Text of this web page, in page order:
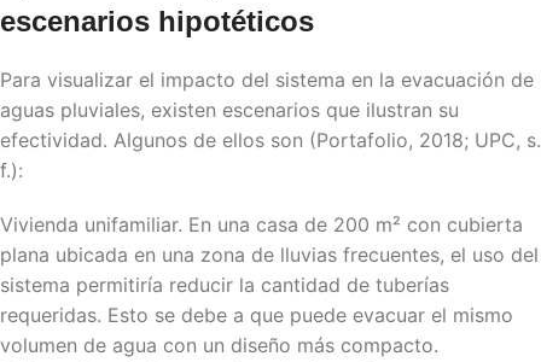
escenarios hipotéticos
Para visualizar el impacto del sistema en la evacuación de
aguas pluviales, existen escenarios que ilustran su
efectividad. Algunos de ellos son (Portafolio, 2018; UPC, s.
f.):
Vivienda unifamiliar. En una casa de 200 m² con cubierta
plana ubicada en una zona de lluvias frecuentes, el uso del
sistema permitiría reducir la cantidad de tuberías
requeridas. Esto se debe a que puede evacuar el mismo
volumen de agua con un diseño más compacto.